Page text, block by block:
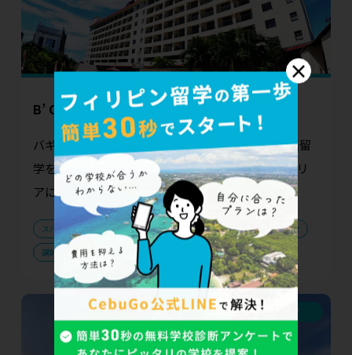
B’ CEBU
バギオの名門校がセブ島へ—B' Cebuで理想の英語留
学を B' Cebuは、2023年7月にセブ島マクタンエリ
アにオープンした、最大300...
スパルタ規則 スピーキング セミスパルタ規則
綺麗な施設
講師と住める
通学可能
セブ
×